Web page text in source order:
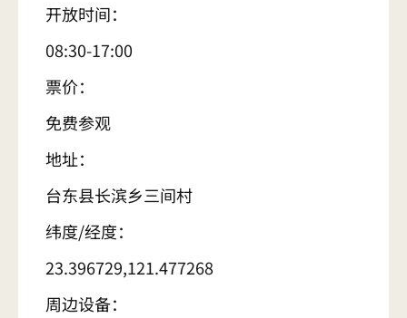
开放时间：
08:30-17:00
票价：
免费参观
地址：
台东县长滨乡三间村
纬度/经度：
23.396729,121.477268
周边设备：